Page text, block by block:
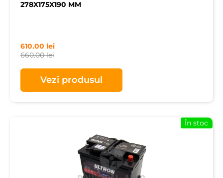
278X175X190 MM
660.00lei
610.00 lei
Vezi produsul
În stoc